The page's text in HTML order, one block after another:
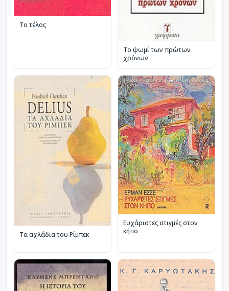
Το τέλος
Το ψωμί των πρώτων
χρόνων
Τα αχλάδια του Ρίμπεκ
Ευχάριστες στιγμές στον
κήπο